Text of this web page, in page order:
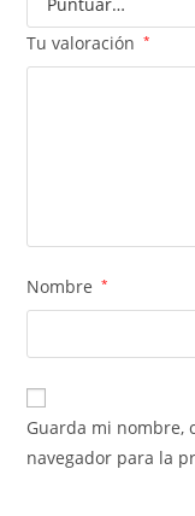
Tu valoración *
Nombre *
Guarda mi nombre,
navegador para la